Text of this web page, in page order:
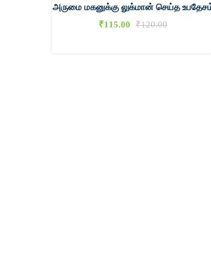
அருமை மகனுக்கு லுக்மான் செய்த
₹115.00 ₹120.00